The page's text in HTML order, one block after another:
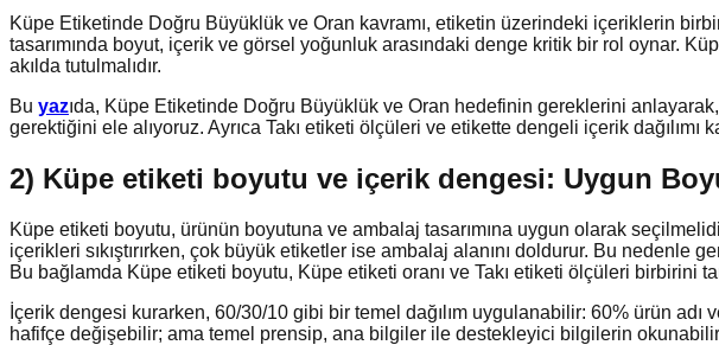
Küpe Etiketinde Doğru Büyüklük ve Oran kavramı, etiketin üzerindeki içeriklerin
tasarımında boyut, içerik ve görsel yoğunluk arasındaki denge kritik bir rol oynar.
akılda tutulmalıdır.
Bu yazıda, Küpe Etiketinde Doğru Büyüklük ve Oran hedefinin gereklerini
gerektiğini ele alıyoruz. Ayrıca Takı etiketi ölçüleri ve etikette dengeli içerik
2) Küpe etiketi boyutu ve içerik dengesi: Uygun
Küpe etiketi boyutu, ürünün boyutuna ve ambalaj tasarımına uygun olarak
içerikleri sıkıştırırken, çok büyük etiketler ise ambalaj alanını doldurur. Bu
Bu bağlamda Küpe etiketi boyutu, Küpe etiketi oranı ve Takı etiketi ölçüleri birbirini
İçerik dengesi kurarken, 60/30/10 gibi bir temel dağılım uygulanabilir: 60% ürün
hafifçe değişebilir; ama temel prensip, ana bilgiler ile destekleyici bilgilerin